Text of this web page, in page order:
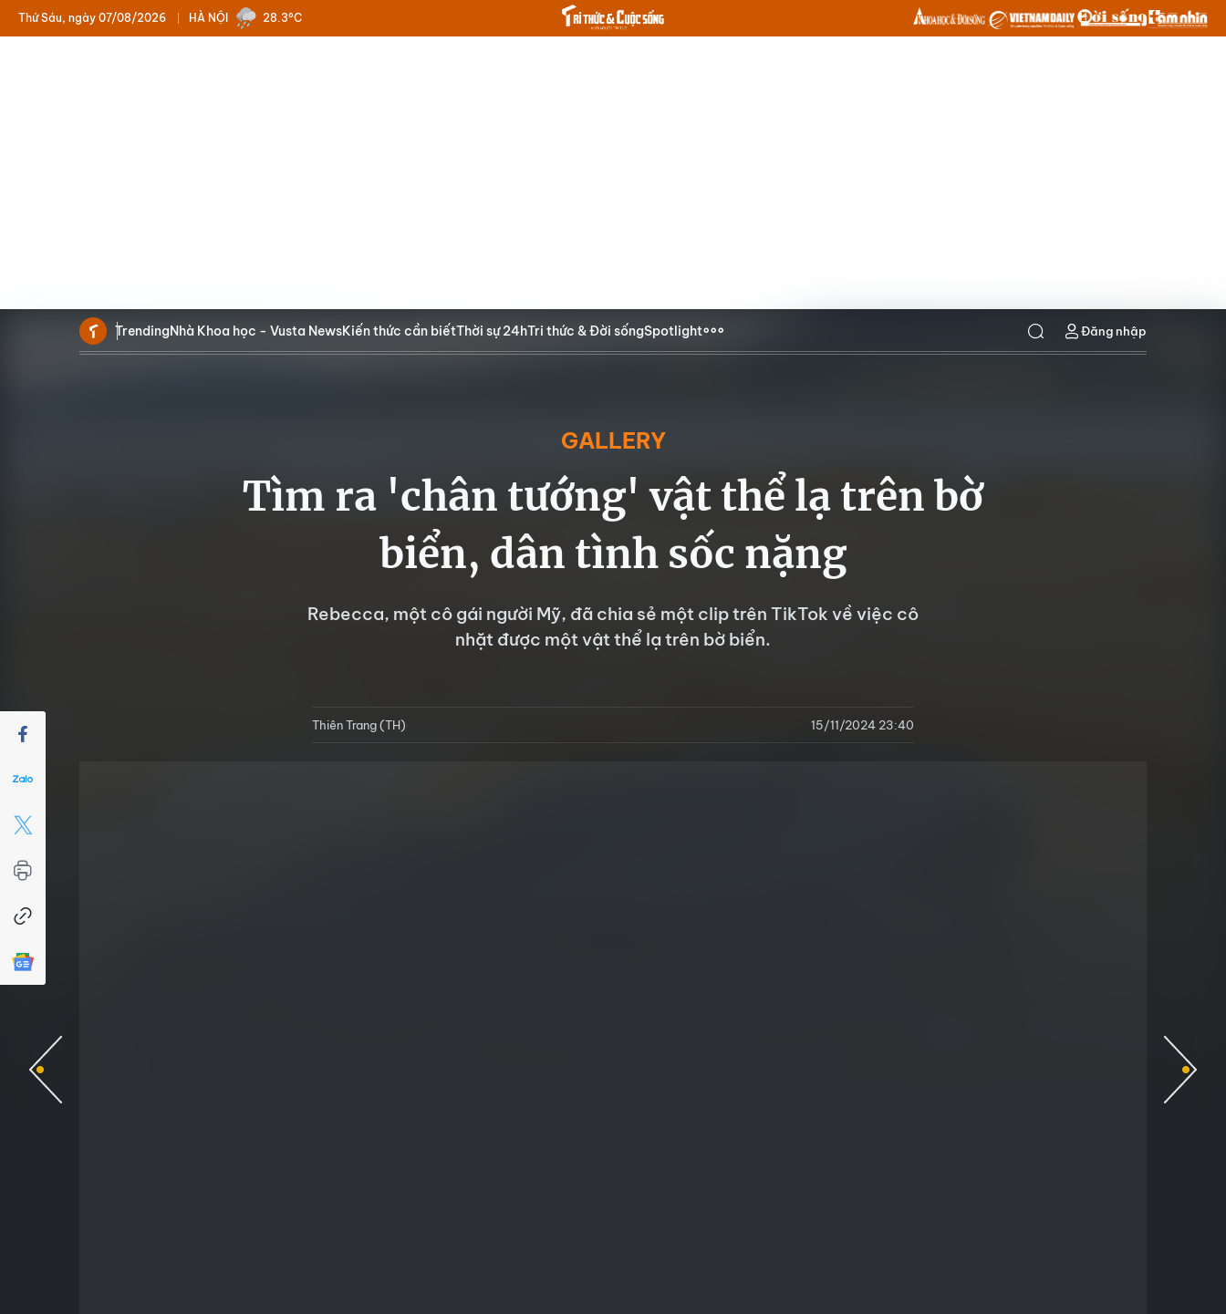
HÀ NỘI
Thứ Sáu, ngày 07/08/2026 28.3°C
TrendingNhà Khoa học - Vusta NewsKiến thức cần biếtThời sự 24hTri thức & Đời sốngSpotlight Đăng nhập
GALLERY
Tìm ra 'chân tướng' vật thể lạ trên bờ
biển, dân tình sốc nặng
Rebecca, một cô gái người Mỹ, đã chia sẻ một clip trên TikTok về việc cô
nhặt được một vật thể lạ trên bờ biển.
Thiên Trang (TH) 15/11/2024 23:40